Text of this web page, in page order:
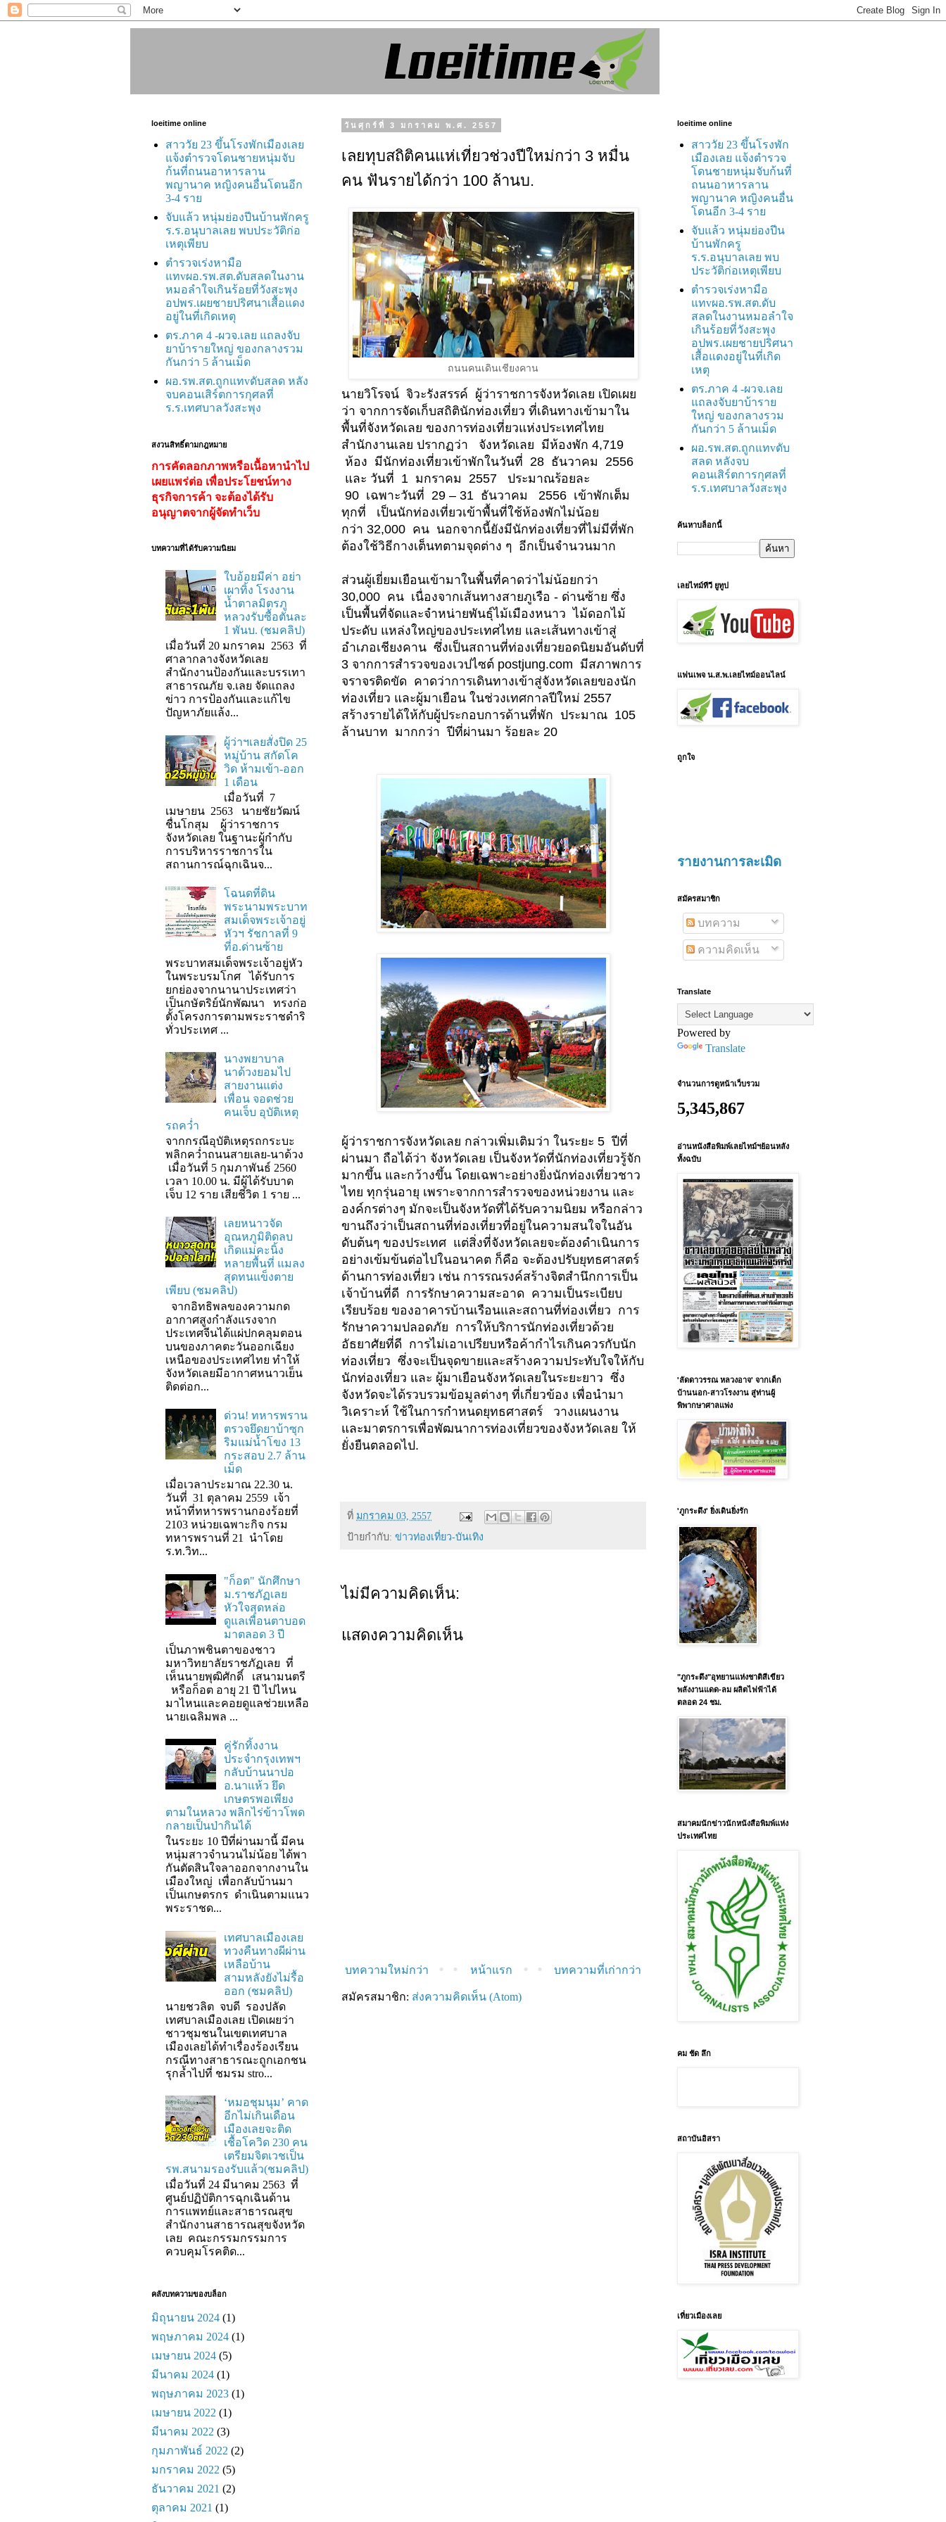
วันศุกร์ที่ 3 มกราคม พ.ศ. 2557
เลยทุบสถิติคนแห่เที่ยวช่วงปีใหม่กว่า 3 หมื่น
คน ฟันรายได้กว่า 100 ล้านบ.
ถนนคนเดินเชียงคาน
นายวิโรจน์ จิวะรังสรรค์ ผู้ว่าราชการจังหวัดเลย เปิดเผย
ว่า จากการจัดเก็บสถิตินักท่องเที่ยว ที่เดินทางเข้ามาใน
พื้นที่จังหวัดเลย ของการท่องเที่ยวแห่งประเทศไทย
สำนักงานเลย ปรากฏว่า จังหวัดเลย มีห้องพัก 4,719
ห้อง มีนักท่องเที่ยวเข้าพักในวันที่ 28 ธันวาคม 2556
และ วันที่ 1 มกราคม 2557 ประมาณร้อยละ
90 เฉพาะวันที่ 29 – 31 ธันวาคม 2556 เข้าพักเต็ม
ทุกที่ เป็นนักท่องเที่ยวเข้าพื้นที่ใช้ห้องพักไม่น้อย
กว่า 32,000 คน นอกจากนี้ยังมีนักท่องเที่ยวที่ไม่มีที่พัก
ต้องใช้วิธีกางเต็นทตามจุดต่าง ๆ อีกเป็นจำนวนมาก
ส่วนผู้เยี่ยมเยือนเข้ามาในพื้นที่คาดว่าไม่น้อยกว่า
30,000 คน เนื่องจากเส้นทางสายภูเรือ - ด่านซ้าย ซึ่ง
เป็นพื้นที่จัดและจำหน่ายพันธุ์ไม้เมืองหนาว ไม้ดอกไม้
ประดับ แหล่งใหญ่ของประเทศไทย และเส้นทางเข้าสู่
อำเภอเชียงคาน ซึ่งเป็นสถานที่ท่องเที่ยวยอดนิยมอันดับที่
3 จากการสำรวจของเวปไซต์ postjung.com มีสภาพการ
จราจรติดขัด คาดว่าการเดินทางเข้าสู่จังหวัดเลยของนัก
ท่องเที่ยว และผู้มาเยือน ในช่วงเทศกาลปีใหม่ 2557
สร้างรายได้ให้กับผู้ประกอบการด้านที่พัก ประมาณ 105
ล้านบาท มากกว่า ปีที่ผ่านมา ร้อยละ 20
ผู้ว่าราชการจังหวัดเลย กล่าวเพิ่มเติมว่า ในระยะ 5 ปีที่
ผ่านมา ถือได้ว่า จังหวัดเลย เป็นจังหวัดที่นักท่องเที่ยวรู้จัก
มากขึ้น และกว้างขึ้น โดยเฉพาะอย่างยิ่งนักท่องเที่ยวชาว
ไทย ทุกรุ่นอายุ เพราะจากการสำรวจของหน่วยงาน และ
องค์กรต่างๆ มักจะเป็นจังหวัดที่ได้รับความนิยม หรือกล่าว
ขานถึงว่าเป็นสถานที่ท่องเที่ยวที่อยู่ในความสนใจในอัน
ดับต้นๆ ของประเทศ แต่สิ่งที่จังหวัดเลยจะต้องดำเนินการ
อย่างเข้มข้นต่อไปในอนาคต ก็คือ จะต้องปรับยุทธศาสตร์
ด้านการท่องเที่ยว เช่น การรณรงค์สร้างจิตสำนึกการเป็น
เจ้าบ้านที่ดี การรักษาความสะอาด ความเป็นระเบียบ
เรียบร้อย ของอาคารบ้านเรือนและสถานที่ท่องเที่ยว การ
รักษาความปลอดภัย การให้บริการนักท่องเที่ยวด้วย
อัธยาศัยที่ดี การไม่เอาเปรียบหรือค้ากำไรเกินควรกับนัก
ท่องเที่ยว ซึ่งจะเป็นจุดขายและสร้างความประทับใจให้กับ
นักท่องเที่ยว และ ผู้มาเยือนจังหวัดเลยในระยะยาว ซึ่ง
จังหวัดจะได้รวบรวมข้อมูลต่างๆ ที่เกี่ยวข้อง เพื่อนำมา
วิเคราะห์ ใช้ในการกำหนดยุทธศาสตร์ วางแผนงาน
และมาตรการเพื่อพัฒนาการท่องเที่ยวของจังหวัดเลย ให้
ยั่งยืนตลอดไป.
ที่ มกราคม 03, 2557
ป้ายกำกับ: ข่าวท่องเที่ยว-บันเทิง
ไม่มีความคิดเห็น:
แสดงความคิดเห็น
บทความใหม่กว่า บทความที่เก่ากว่า
หน้าแรก
สมัครสมาชิก: ส่งความคิดเห็น (Atom)
loeitime online
สาววัย 23 ขึ้นโรงพักเมืองเลย
แจ้งตำรวจโดนชายหนุ่มจับ
ก้นที่ถนนอาหารลาน
พญานาค หญิงคนอื่นโดนอีก
3-4 ราย
จับแล้ว หนุ่มย่องปีนบ้านพักครู
ร.ร.อนุบาลเลย พบประวัติก่อ
เหตุเพียบ
ตำรวจเร่งหามือ
แทvผอ.รพ.สต.ดับสลดในงาน
หมอลำใจเกินร้อยที่วังสะพุง
อปพร.เผยชายปริศนาเสื้อแดง
อยู่ในที่เกิดเหตุ
ตร.ภาค 4 -ผวจ.เลย แถลงจับ
ยาบ้ารายใหญ่ ของกลางรวม
กันกว่า 5 ล้านเม็ด
ผอ.รพ.สต.ถูกแทvดับสลด หลัง
จบคอนเสิร์ตการกุศลที่
ร.ร.เทศบาลวังสะพุง
สงวนสิทธิ์ตามกฎหมาย
การคัดลอกภาพหรือเนื้อหานำไป
เผยแพร่ต่อ เพื่อประโยชน์ทาง
ธุรกิจการค้า จะต้องได้รับ
อนุญาตจากผู้จัดทำเว็บ
บทความที่ได้รับความนิยม
ใบอ้อยมีค่า อย่า
เผาทิ้ง โรงงาน
น้ำตาลมิตรภู
หลวงรับซื้อตันละ
1 พันบ. (ชมคลิป)
เมื่อวันที่ 20 มกราคม 2563 ที่
ศาลากลางจังหวัดเลย
สำนักงานป้องกันและบรรเทา
สาธารณภัย จ.เลย จัดแถลง
ข่าว การป้องกันและแก้ไข
ปัญหาภัยแล้ง...
ผู้ว่าฯเลยสั่งปิด 25
หมู่บ้าน สกัดโค
วิด ห้ามเข้า-ออก
1 เดือน
เมื่อวันที่ 7
เมษายน 2563 นายชัยวัฒน์
ชื่นโกสุม ผู้ว่าราชการ
จังหวัดเลย ในฐานะผู้กํากับ
การบริหารราชการใน
สถานการณ์ฉุกเฉินจ...
โฉนดที่ดิน
พระนามพระบาท
สมเด็จพระเจ้าอยู่
หัวฯ รัชกาลที่ 9
ที่อ.ด่านซ้าย
พระบาทสมเด็จพระเจ้าอยู่หัว
ในพระบรมโกศ ได้รับการ
ยกย่องจากนานาประเทศว่า
เป็นกษัตริย์นักพัฒนา ทรงก่อ
ตั้งโครงการตามพระราชดำริ
ทั่วประเทศ ...
นางพยาบาล
นาด้วงยอมไป
สายงานแต่ง
เพื่อน จอดช่วย
คนเจ็บ อุบัติเหตุ
รถคว่ำ
จากกรณีอุบัติเหตุรถกระบะ
พลิกคว่ำถนนสายเลย-นาด้วง
เมื่อวันที่ 5 กุมภาพันธ์ 2560
เวลา 10.00 น. มีผู้ได้รับบาด
เจ็บ 12 ราย เสียชีวิต 1 ราย ...
เลยหนาวจัด
อุณหภูมิติดลบ
เกิดแม่คะนิ้ง
หลายพื้นที่ แมลง
สุดทนแข็งตาย
เพียบ (ชมคลิป)
จากอิทธิพลของความกด
อากาศสูงกำลังแรงจาก
ประเทศจีนได้แผ่ปกคลุมตอน
บนของภาคตะวันออกเฉียง
เหนือของประเทศไทย ทำให้
จังหวัดเลยมีอากาศหนาวเย็น
ติดต่อก...
ด่วน! ทหารพราน
ตรวจยึดยาบ้าซุก
ริมแม่น้ำโขง 13
กระสอบ 2.7 ล้าน
เม็ด
เมื่อเวลาประมาณ 22.30 น.
วันที่ 31 ตุลาคม 2559 เจ้า
หน้าที่ทหารพรานกองร้อยที่
2103 หน่วยเฉพาะกิจ กรม
ทหารพรานที่ 21 นำโดย
ร.ท.วิท...
"ก็อต" นักศึกษา
ม.ราชภัฏเลย
หัวใจสุดหล่อ
ดูแลเพื่อนตาบอด
มาตลอด 3 ปี
เป็นภาพชินตาของชาว
มหาวิทยาลัยราชภัฏเลย ที่
เห็นนายพุฒิศักดิ์ เสนามนตรี
หรือก็อต อายุ 21 ปี ไปไหน
มาไหนและคอยดูแลช่วยเหลือ
นายเฉลิมพล ...
คู่รักทิ้งงาน
ประจำกรุงเทพฯ
กลับบ้านนาปอ
อ.นาแห้ว ยึด
เกษตรพอเพียง
ตามในหลวง พลิกไร่ข้าวโพด
กลายเป็นป่ากินได้
ในระยะ 10 ปีที่ผ่านมานี้ มีคน
หนุ่มสาวจำนวนไม่น้อย ได้พา
กันตัดสินใจลาออกจากงานใน
เมืองใหญ่ เพื่อกลับบ้านมา
เป็นเกษตรกร ดำเนินตามแนว
พระราชด...
เทศบาลเมืองเลย
ทวงคืนทางผีผ่าน
เหลือบ้าน
สามหลังยังไม่รื้อ
ออก (ชมคลิป)
นายชวลิต จบดี รองปลัด
เทศบาลเมืองเลย เปิดเผยว่า
ชาวชุมชนในเขตเทศบาล
เมืองเลยได้ทำเรื่องร้องเรียน
กรณีทางสาธารณะถูกเอกชน
รุกล้ำไปที่ ชมรม stro...
‘หมอชุมนุม’ คาด
อีกไม่เกินเดือน
เมืองเลยจะติด
เชื้อโควิด 230 คน
เตรียมจิตเวชเป็น
รพ.สนามรองรับแล้ว(ชมคลิป)
เมื่อวันที่ 24 มีนาคม 2563 ที่
ศูนย์ปฏิบัติการฉุกเฉินด้าน
การแพทย์และสาธารณสุข
สำนักงานสาธารณสุขจังหวัด
เลย คณะกรรมกรรมการ
ควบคุมโรคติด...
คลังบทความของบล็อก
มิถุนายน 2024 (1)
พฤษภาคม 2024 (1)
เมษายน 2024 (5)
มีนาคม 2024 (1)
พฤษภาคม 2023 (1)
เมษายน 2022 (1)
มีนาคม 2022 (3)
กุมภาพันธ์ 2022 (2)
มกราคม 2022 (5)
ธันวาคม 2021 (2)
ตุลาคม 2021 (1)
loeitime online
สาววัย 23 ขึ้นโรงพัก
เมืองเลย แจ้งตำรวจ
โดนชายหนุ่มจับก้นที่
ถนนอาหารลาน
พญานาค หญิงคนอื่น
โดนอีก 3-4 ราย
จับแล้ว หนุ่มย่องปีน
บ้านพักครู
ร.ร.อนุบาลเลย พบ
ประวัติก่อเหตุเพียบ
ตำรวจเร่งหามือ
แทvผอ.รพ.สต.ดับ
สลดในงานหมอลำใจ
เกินร้อยที่วังสะพุง
อปพร.เผยชายปริศนา
เสื้อแดงอยู่ในที่เกิด
เหตุ
ตร.ภาค 4 -ผวจ.เลย
แถลงจับยาบ้าราย
ใหญ่ ของกลางรวม
กันกว่า 5 ล้านเม็ด
ผอ.รพ.สต.ถูกแทvดับ
สลด หลังจบ
คอนเสิร์ตการกุศลที่
ร.ร.เทศบาลวังสะพุง
ค้นหาบล็อกนี้
เลยไทม์ทีวี ยูทูป
แฟนเพจ น.ส.พ.เลยไทม์ออนไลน์
ถูกใจ
รายงานการละเมิด
สมัครสมาชิก
บทความ
ความคิดเห็น
Translate
Powered by
Translate
จำนวนการดูหน้าเว็บรวม
5,345,867
อ่านหนังสือพิมพ์เลยไทม์ฯย้อนหลัง
ทั้งฉบับ
'ลัดดาวรรณ หลวงอาจ' จากเด็ก
บ้านนอก-สาวโรงงาน สู่ท่านผู้
พิพากษาศาลแพ่ง
'ภูกระดึง' ยิ่งเดินยิ่งรัก
"ภูกระดึง"อุทยานแห่งชาติสีเขียว
พลังงานแดด-ลม ผลิตไฟฟ้าได้
ตลอด 24 ชม.
สมาคมนักข่าวนักหนังสือพิมพ์แห่ง
ประเทศไทย
คม ชัด ลึก
สถาบันอิสรา
เที่ยวเมืองเลย